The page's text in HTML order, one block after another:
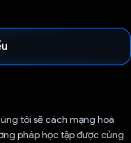
tôi sẽ cách mạng hoá
pháp học tập được củng